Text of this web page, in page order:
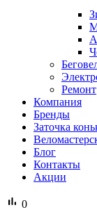
Ремонт
Компания
Бренды
Заточка
Блог
Контакты
Акции
0